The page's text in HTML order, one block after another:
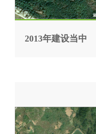
2013年建设当中